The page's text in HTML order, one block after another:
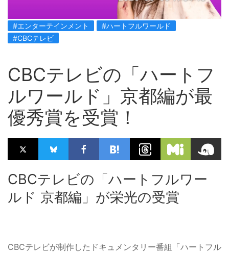
#エンターテインメント
#ハートフルワールド
#CBCテレビ
CBCテレビの「ハートフ
ルワールド」京都編が最
優秀賞を受賞！
CBCテレビの「ハートフルワー
ルド 京都編」が栄光の受賞
CBCテレビが制作したドキュメンタリー番組「ハートフル